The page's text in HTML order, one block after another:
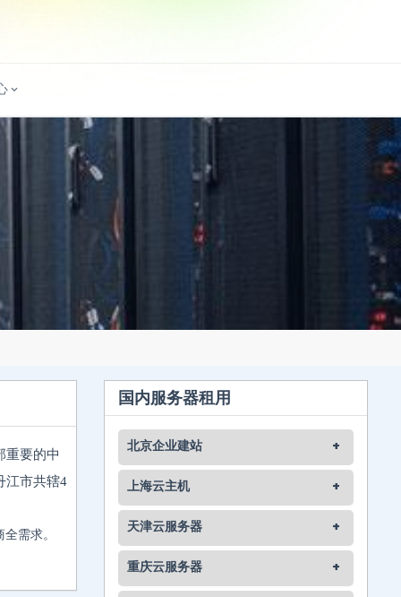
重要的中
江市共辖4
需求。
国内服务器租用
北京企业建站 +
上海云主机 +
天津云服务器 +
重庆云服务器 +